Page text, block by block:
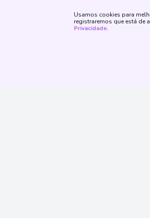
Usamos cookies para
registraremos que está de
Privacidade.